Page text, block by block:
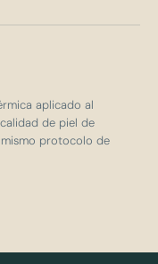
aplicado al
de piel de
protocolo de